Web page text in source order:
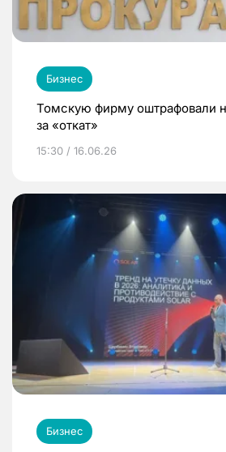
Бизнес
Томскую фирму оштрафовали
за «откат»
15:30 / 16.06.26
Бизнес